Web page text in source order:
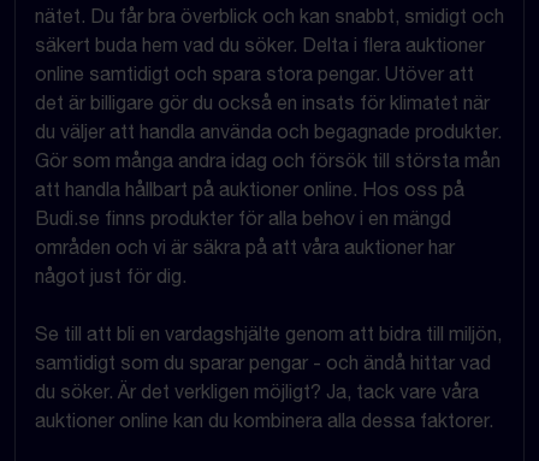
nätet. Du får bra överblick och kan snabbt, smidigt och
säkert buda hem vad du söker. Delta i flera auktioner
online samtidigt och spara stora pengar. Utöver att
det är billigare gör du också en insats för klimatet när
du väljer att handla använda och begagnade produkter.
Gör som många andra idag och försök till största mån
att handla hållbart på auktioner online. Hos oss på
Budi.se finns produkter för alla behov i en mängd
områden och vi är säkra på att våra auktioner har
något just för dig.
Se till att bli en vardagshjälte genom att bidra till miljön,
samtidigt som du sparar pengar - och ändå hittar vad
du söker. Är det verkligen möjligt? Ja, tack vare våra
auktioner online kan du kombinera alla dessa faktorer.